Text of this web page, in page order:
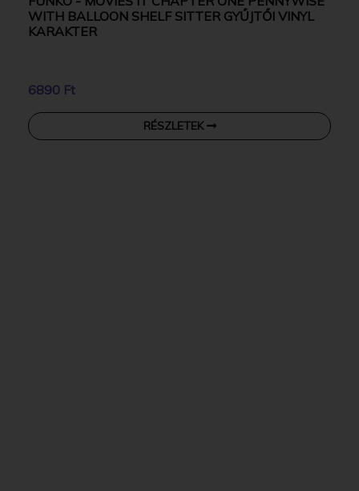
WITH BALLOON SHELF SITTER GYŰJTŐI VINYL
KARAKTER
6890 Ft
RÉSZLETEK